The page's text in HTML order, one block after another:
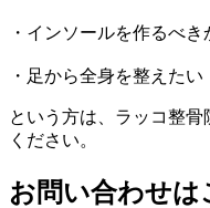
・インソールを作るべ
・足から全身を整えたい
という方は、ラッコ整
ください。
お問い合わせは